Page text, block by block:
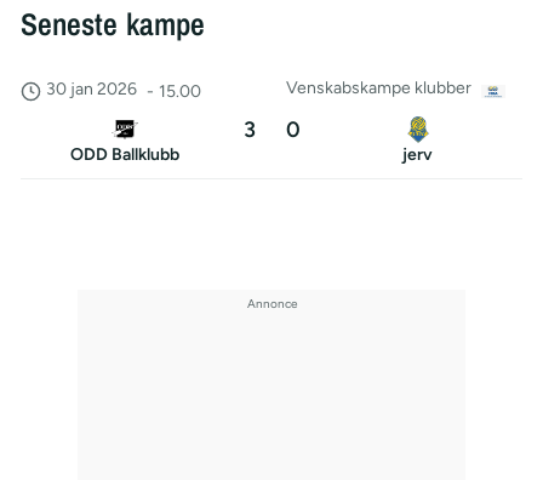
Seneste kampe
Venskabskampe klubber
30 jan 2026 - 15.00
ODD Ballklubb
3 0
jerv